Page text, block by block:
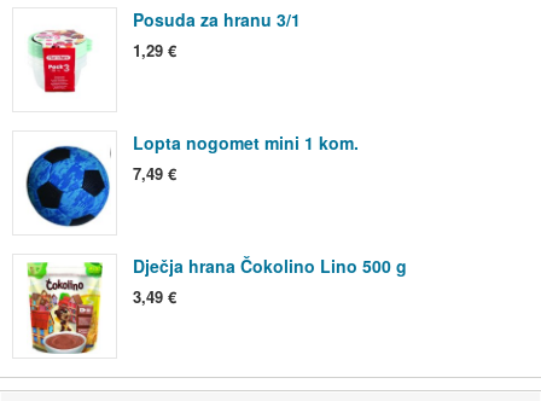
Posuda za hranu 3/1
1,29 €
Lopta nogomet mini 1 kom.
7,49 €
Dječja hrana Čokolino Lino 500 g
3,49 €